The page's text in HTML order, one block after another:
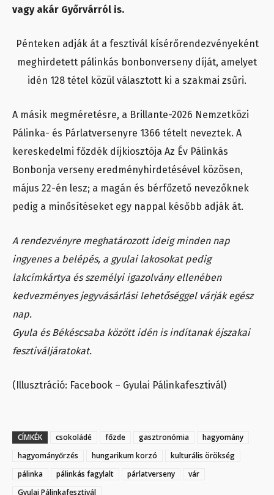
vagy akár Győrvárról is.
Pénteken adják át a fesztivál kísérőrendezvényeként
meghirdetett pálinkás bonbonverseny díját, amelyet
idén 128 tétel közül választott ki a szakmai zsűri.
A másik megméretésre, a Brillante-2026 Nemzetközi
Pálinka- és Párlatversenyre 1366 tételt neveztek. A
kereskedelmi főzdék díjkiosztója Az Év Pálinkás
Bonbonja verseny eredményhirdetésével közösen,
május 22-én lesz; a magán és bérfőzető nevezőknek
pedig a minősítéseket egy nappal később adják át.
A rendezvényre meghatározott ideig minden nap
ingyenes a belépés, a gyulai lakosokat pedig
lakcímkártya és személyi igazolvány ellenében
kedvezményes jegyvásárlási lehetőséggel várják egész
nap.
Gyula és Békéscsaba között idén is indítanak éjszakai
fesztiváljáratokat.
(Illusztráció: Facebook – Gyulai Pálinkafesztivál)
CÍMKÉK csokoládé főzde gasztronómia
hagyomány
hagyományőrzés
hungarikum korzó
kulturális örökség
pálinka
pálinkás fagylalt párlatverseny
vár
Gyulai Pálinkafesztivál